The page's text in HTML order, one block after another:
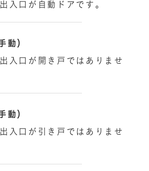
入口が自動ドアです。
動）
入口が開き戸ではありませ
動）
入口が引き戸ではありませ